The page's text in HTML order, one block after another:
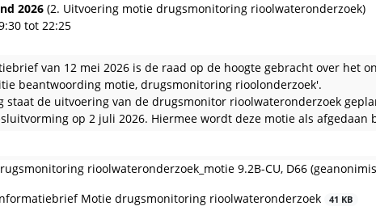
2026 (2. Uitvoering motie drugsmonitoring rioolwateronderzoek)
tot 22:25
van 12 mei 2026 is de raad op de hoogte gebracht over het
beantwoording motie, drugsmonitoring rioolonderzoek'.
staat de uitvoering van de drugsmonitor rioolwateronderzoek
op 2 juli 2026. Hiermee wordt deze motie als afgedaan
rioolwateronderzoek_motie 9.2B-CU, D66
Motie drugsmonitoring rioolwateronderzoek 41 KB